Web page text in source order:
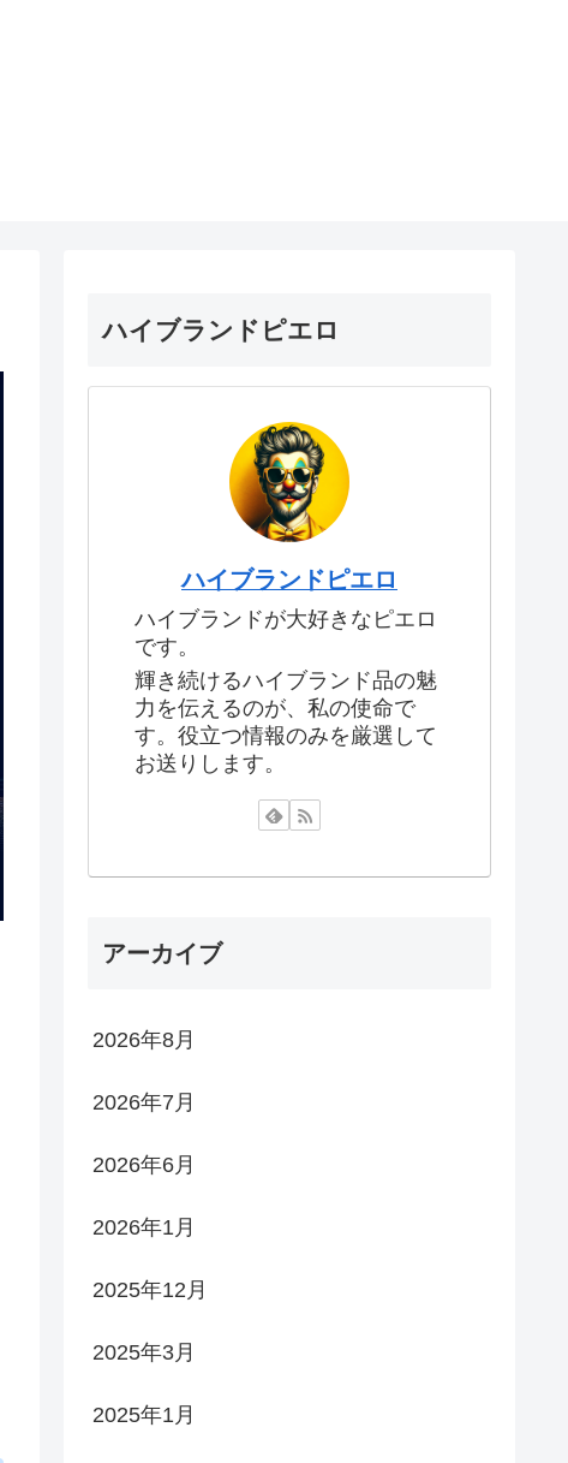
ハイブランドピエロ
ハイブランドピエロ
ハイブランドが大好きなピエロ
です。
輝き続けるハイブランド品の魅
力を伝えるのが、私の使命で
す。役立つ情報のみを厳選して
お送りします。
アーカイブ
2026年8月
2026年7月
2026年6月
2026年1月
2025年12月
2025年3月
2025年1月